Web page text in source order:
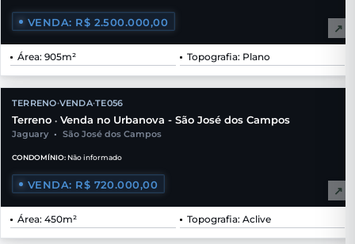
VENDA: R$ 2.500.000,00 ↗
Área: 905m² Topografia: Plano
TERRENO•VENDA•TE056
Terreno • Venda no Urbanova - São José dos Campos
Jaguary • São José dos Campos
CONDOMÍNIO: Não informado
VENDA: R$ 720.000,00 ↗
Área: 450m² Topografia: Aclive